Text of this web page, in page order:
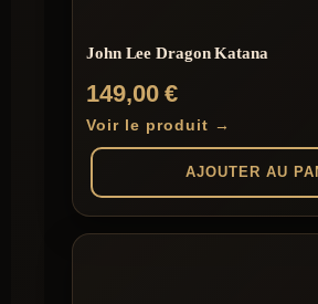
John Lee Dragon Katana
149,00€
Voir le produit →
AJOUTER AU